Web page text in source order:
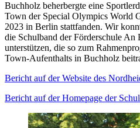
Buchholz beherbergte eine
Town der Special Olympics World
2023 in Berlin stattfanden. Wir
die Schulband der Förderschule An
unterstützen, die so zum
Town-Aufenthalts in Buchholz
Bericht auf der Website des
Bericht auf der Homepage der